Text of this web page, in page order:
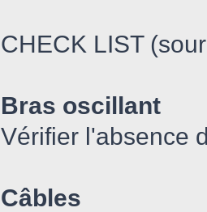
CHECK LIST
Bras oscillant
Vérifier l'absence
Câbles